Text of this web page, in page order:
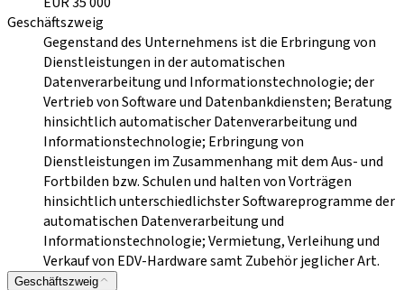
Geschäftszweig
Gegenstand des Unternehmens ist die Erbringung von
Dienstleistungen in der automatischen
Datenverarbeitung und Informationstechnologie; der
Vertrieb von Software und Datenbankdiensten; Beratung
hinsichtlich automatischer Datenverarbeitung und
Informationstechnologie; Erbringung von
Dienstleistungen im Zusammenhang mit dem Aus- und
Fortbilden bzw. Schulen und halten von Vorträgen
hinsichtlich unterschiedlichster Softwareprogramme der
automatischen Datenverarbeitung und
Informationstechnologie; Vermietung, Verleihung und
Verkauf von EDV-Hardware samt Zubehör jeglicher Art.
Geschäftszweig